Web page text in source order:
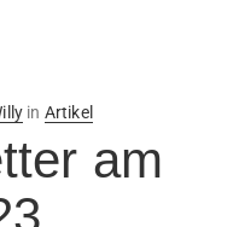
in Artikel
am